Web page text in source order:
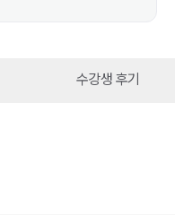
수강생 후기